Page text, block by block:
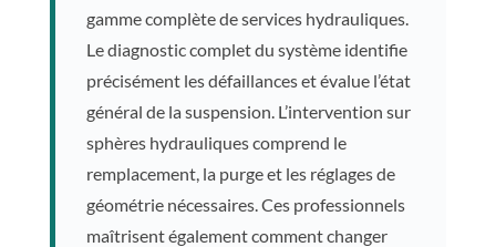
gamme complète de services hydrauliques.
Le diagnostic complet du système identifie
précisément les défaillances et évalue l’état
général de la suspension. L’intervention sur
sphères hydrauliques comprend le
remplacement, la purge et les réglages de
géométrie nécessaires. Ces professionnels
maîtrisent également comment changer